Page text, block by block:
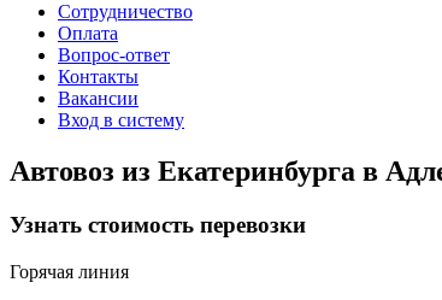
Сотрудничество
Оплата
Вопрос-ответ
Контакты
Вакансии
Вход в систему
Автовоз из Екатеринбурга в
Узнать стоимость перевозки
Горячая линия